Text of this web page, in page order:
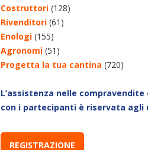
Costruttori (128)
Rivenditori (61)
Enologi (155)
Agronomi (51)
Progetta la tua cantina (720)
L’assistenza nelle
con i partecipanti è riservata
REGISTRAZIONE